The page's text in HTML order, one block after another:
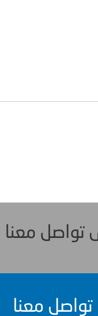
تواصل معنا
تواصل معنا